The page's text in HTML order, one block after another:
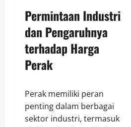
Permintaan Industri
dan Pengaruhnya
terhadap Harga
Perak
Perak memiliki peran
penting dalam berbagai
sektor industri, termasuk